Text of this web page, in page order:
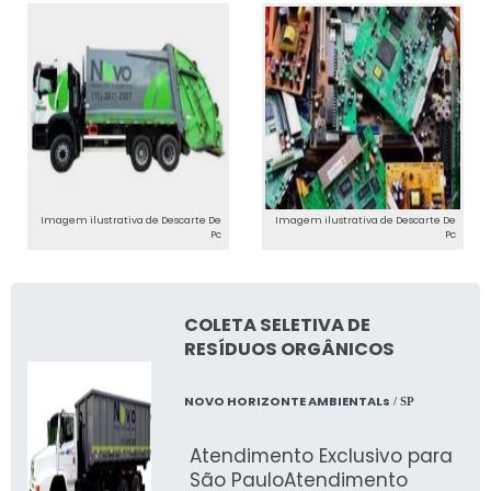
PARA QUEM É INDICADO?
O descarte de computadores é indicado para
residências, pequenas empresas e grandes
corporações que buscam soluções
sustentáveis para seus equipamentos
eletrônicos.
COMO USAR NOSSOS
, preencha o formulário e agende a
mais próximo.
CUIDADOS E
MANUTENÇÃO
Imagem ilustrativa de Descarte De
Pc
Imagem ilustrativa de Descarte De
Pc
COLETA SELETIVA DE
RESÍDUOS ORGÂNICOS
NOVO HORIZONTE AMBIENTALs / SP
Atendimento Exclusivo para
São PauloAtendimento